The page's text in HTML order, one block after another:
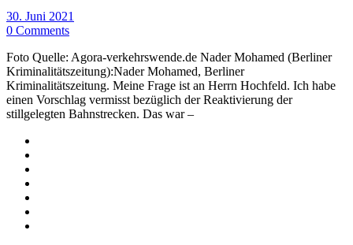
30. Juni 2021
0 Comments
Foto Quelle: Agora-verkehrswende.de Nader Mohamed (Berliner
Kriminalitätszeitung):Nader Mohamed, Berliner
Kriminalitätszeitung. Meine Frage ist an Herrn Hochfeld. Ich habe
einen Vorschlag vermisst bezüglich der Reaktivierung der
stillgelegten Bahnstrecken. Das war –